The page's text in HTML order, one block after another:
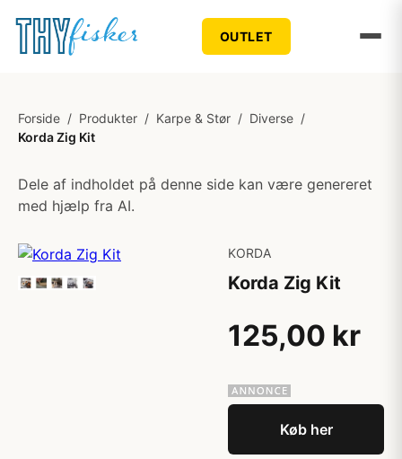
OUTLET
Forside / Produkter / Karpe & Stør / Diverse /
Korda Zig Kit
Dele af indholdet på denne side kan være genereret
med hjælp fra AI.
KORDA
Korda Zig Kit
125,00 kr
Køb her